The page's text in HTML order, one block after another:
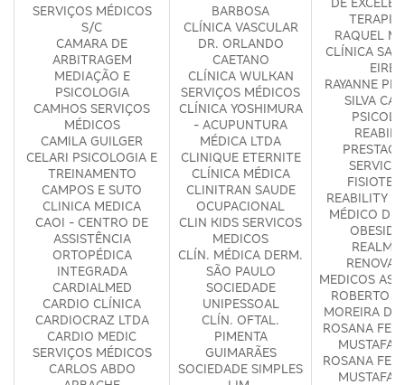
SERVIÇOS MÉDICOS
S/C
CAMARA DE
ARBITRAGEM
MEDIAÇÃO E
PSICOLOGIA
CAMHOS SERVIÇOS
MÉDICOS
CAMILA GUILGER
CELARI PSICOLOGIA E
TREINAMENTO
CAMPOS E SUTO
CLINICA MEDICA
CAOI - CENTRO DE
ASSISTÊNCIA
ORTOPÉDICA
INTEGRADA
CARDIALMED
CARDIO CLÍNICA
CARDIOCRAZ LTDA
CARDIO MEDIC
SERVIÇOS MÉDICOS
CARLOS ABDO
BARBOSA
CLÍNICA VASCULAR
DR. ORLANDO
CAETANO
CLÍNICA WULKAN
SERVIÇOS MÉDICOS
CLÍNICA YOSHIMURA
- ACUPUNTURA
MÉDICA LTDA
CLINIQUE ETERNITE
CLÍNICA MÉDICA
CLINITRAN SAUDE
OCUPACIONAL
CLIN KIDS SERVICOS
MEDICOS
CLÍN. MÉDICA DERM.
SÃO PAULO
SOCIEDADE
UNIPESSOAL
CLÍN. OFTAL.
PIMENTA
GUIMARÃES
SOCIEDADE SIMPLES
TERAPIA
RAQUEL
CLÍNICA
RAYANNE
SILVA
REABILITY -
MÉDICO DE
REALM
MEDICOS
ROBERTO
MOREIRA DE
ROSANA
MUSTAFA
ROSANA
MUSTAFA